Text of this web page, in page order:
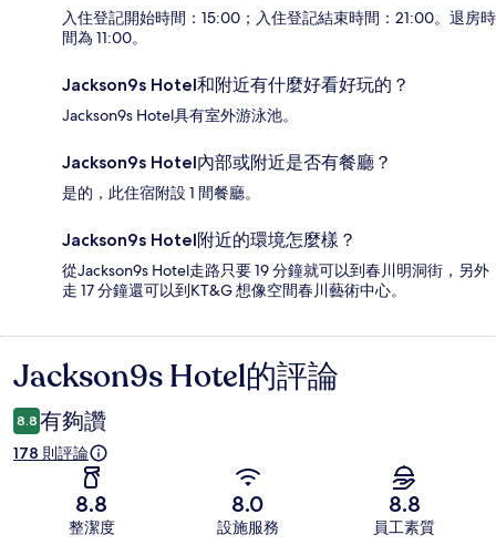
入住登記開始時間：15:00；入住登記結束時間：21:00。退房時
間為 11:00。
Jackson9s Hotel和附近有什麼好看好玩的？
Jackson9s Hotel具有室外游泳池。
Jackson9s Hotel內部或附近是否有餐廳？
是的，此住宿附設 1 間餐廳。
Jackson9s Hotel附近的環境怎麼樣？
從Jackson9s Hotel走路只要 19 分鐘就可以到春川明洞街，另外
走 17 分鐘還可以到KT&G 想像空間春川藝術中心。
評
論
Jackson9s Hotel的評論
8.8 有夠讚
178 則評論
8.8
整潔度
8.0
設施服務
8.8
員工素質